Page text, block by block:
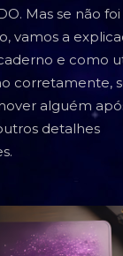
CIGANO
BRUXA
Mas se não
vamos a
e como
corretamente,
alguém
detalhes